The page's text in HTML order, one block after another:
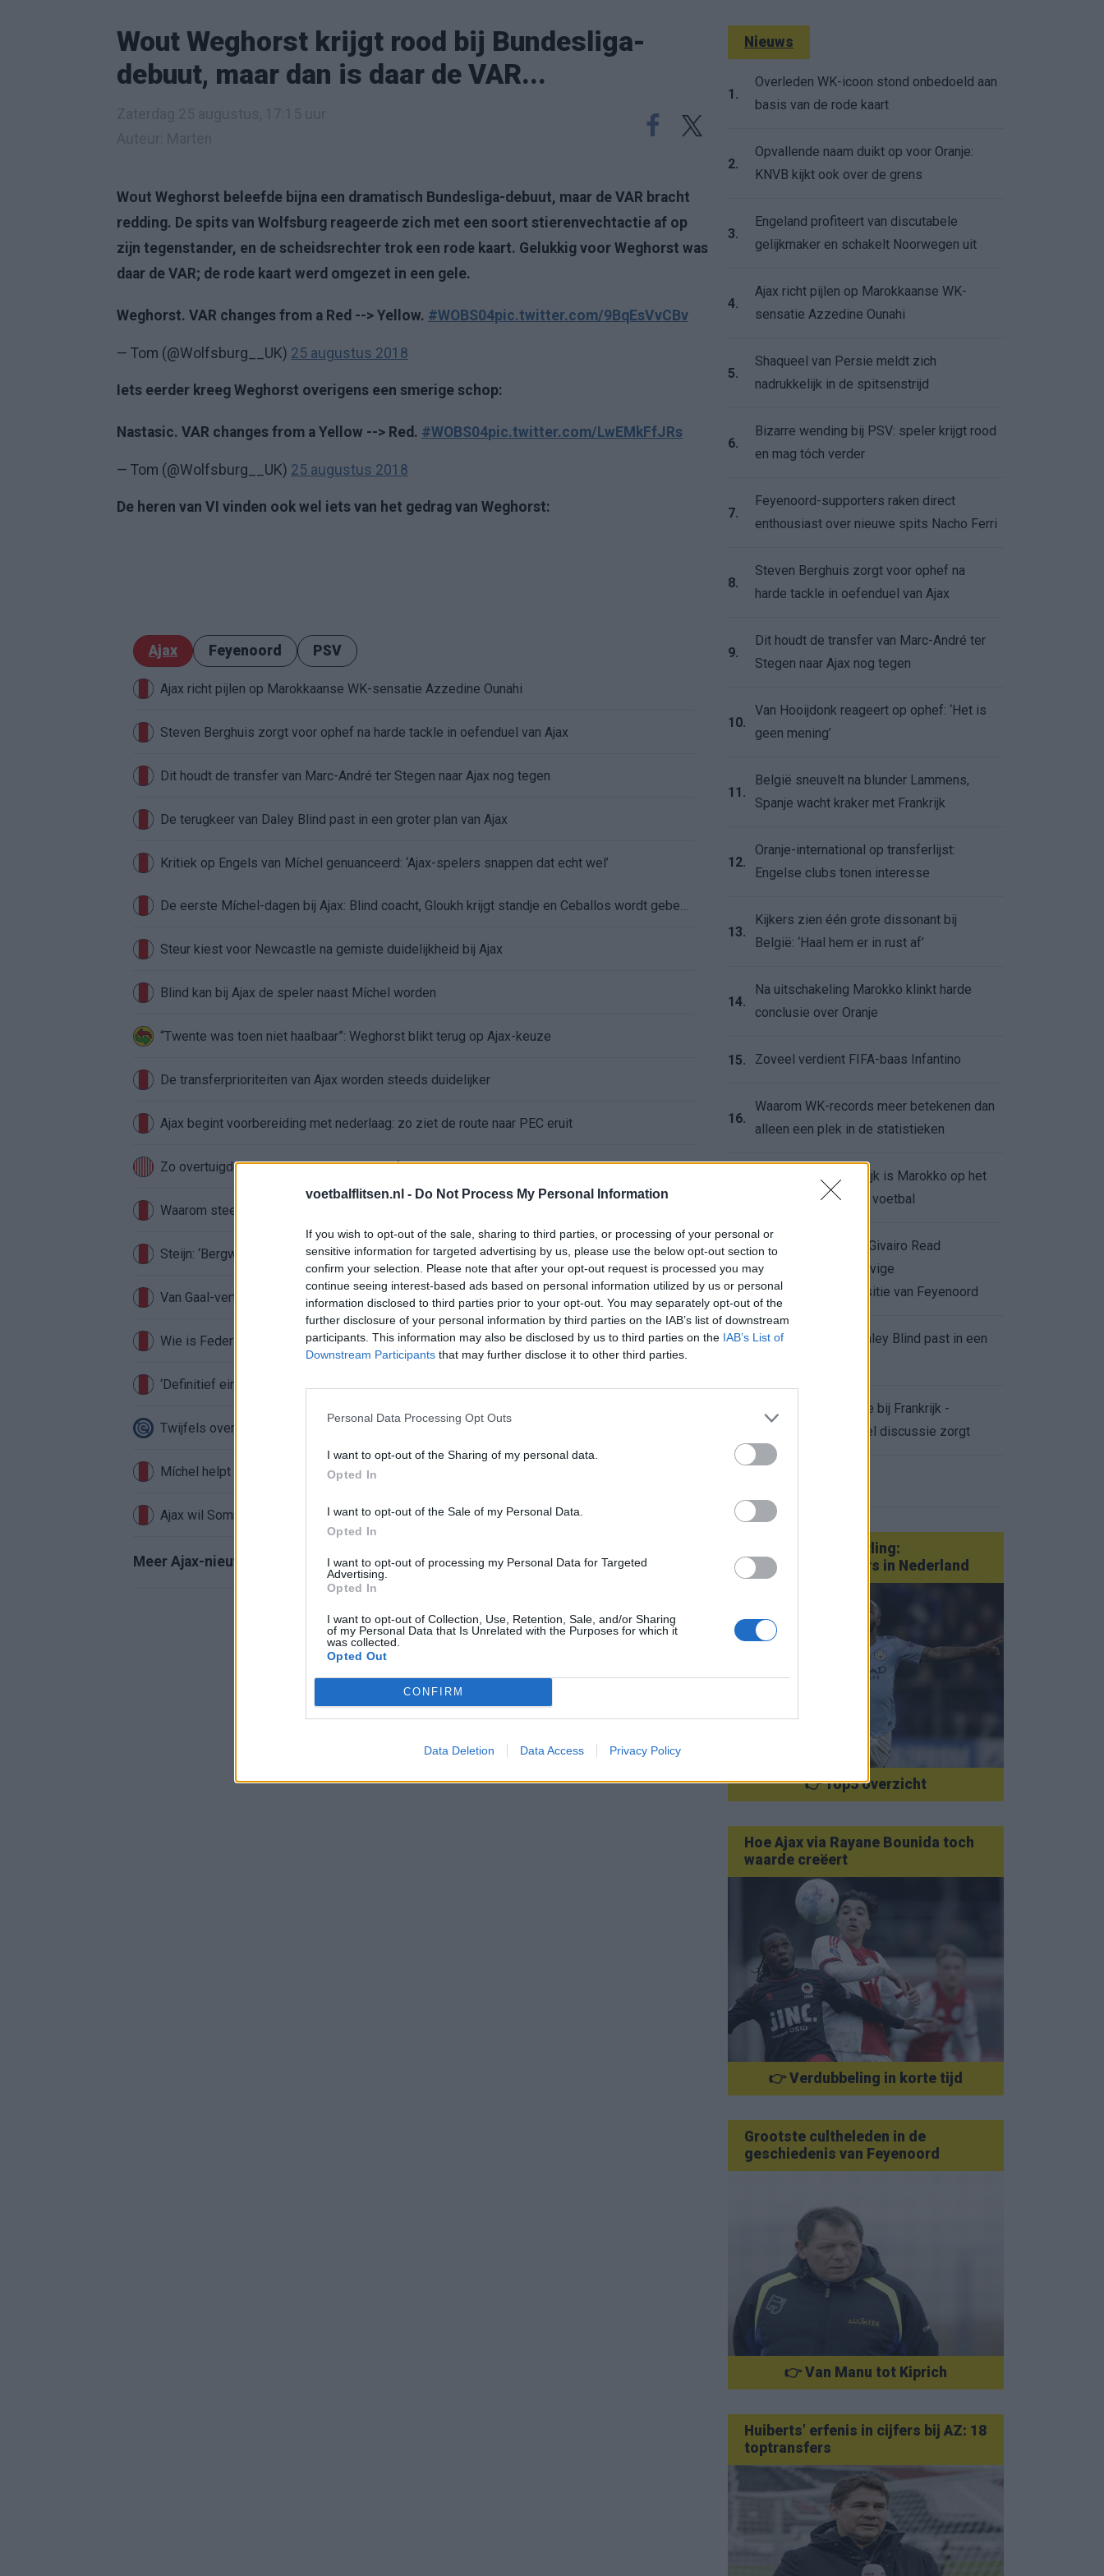
voetbalflitsen.nl - Do Not Process My Personal Information
If you wish to opt-out of the sale, sharing to third parties, or processing of your personal or
sensitive information for targeted advertising by us, please use the below opt-out section to
confirm your selection. Please note that after your opt-out request is processed you may
continue seeing interest-based ads based on personal information utilized by us or personal
information disclosed to third parties prior to your opt-out. You may separately opt-out of the
further disclosure of your personal information by third parties on the IAB’s list of downstream
participants. This information may also be disclosed by us to third parties on the IAB’s List of
Downstream Participants that may further disclose it to other third parties.
Personal Data Processing Opt Outs
I want to opt-out of the Sharing of my personal data.
Opted In
I want to opt-out of the Sale of my Personal Data.
Opted In
I want to opt-out of processing my Personal Data for Targeted
Advertising.
Opted In
I want to opt-out of Collection, Use, Retention, Sale, and/or Sharing
of my Personal Data that Is Unrelated with the Purposes for which it
was collected.
Opted Out
CONFIRM
Data Deletion Data Access Privacy Policy
Wout Weghorst krijgt rood bij Bundesliga-
debuut, maar dan is daar de VAR...
Wout Weghorst beleefde bijna een dramatisch Bundesliga-debuut, maar de VAR bracht
redding. De spits van Wolfsburg reageerde zich met een soort stierenvechtactie af op
zijn tegenstander, en de scheidsrechter trok een rode kaart. Gelukkig voor Weghorst was
daar de VAR; de rode kaart werd omgezet in een gele.
Weghorst. VAR changes from a Red --> Yellow. #WOBS04pic.twitter.com/9BqEsVvCBv
— Tom (@Wolfsburg__UK) 25 augustus 2018
Iets eerder kreeg Weghorst overigens een smerige schop:
Nastasic. VAR changes from a Yellow --> Red. #WOBS04pic.twitter.com/LwEMkFfJRs
— Tom (@Wolfsburg__UK) 25 augustus 2018
De heren van VI vinden ook wel iets van het gedrag van Weghorst:
Ajax Feyenoord PSV
Ajax richt pijlen op Marokkaanse WK-sensatie Azzedine Ounahi
Steven Berghuis zorgt voor ophef na harde tackle in oefenduel van Ajax
Dit houdt de transfer van Marc-André ter Stegen naar Ajax nog tegen
De terugkeer van Daley Blind past in een groter plan van Ajax
Kritiek op Engels van Míchel genuanceerd: ‘Ajax-spelers snappen dat echt wel’
Steur kiest voor Newcastle na gemiste duidelijkheid bij Ajax
Blind kan bij Ajax de speler naast Míchel worden
“Twente was toen niet haalbaar”: Weghorst blikt terug op Ajax-keuze
De transferprioriteiten van Ajax worden steeds duidelijker
Ajax begint voorbereiding met nederlaag: zo ziet de route naar PEC eruit
Zo overtuigde PSV Sven Mijnans en bleef Ajax met lege handen achter
Waarom steeds meer sleutelfiguren Ajax verlaten
Steijn: ‘Bergwijn was niet mijn eerste keus als Ajax-aanvoerder’
Van Gaal-vertrek markeert einde van bestuurlijke Ajax-fase
Wie is Federico Viñas, de Uruguayaanse WK-spits op het lijstje van Ajax?
‘Definitief einde verhaal voor Beuker bij Ajax’
Twijfels over Weghorst? Ten Hag komt met duidelijk antwoord
Míchel helpt Ajax aan topkeeper: ‘Akkoord over Ter Stegen’
Ajax wil Sommer, maar Club Brugge mengt zich
Meer Ajax-nieuws
Nieuws
1.
Overleden WK-icoon stond onbedoeld aan
basis van de rode kaart
2.
Opvallende naam duikt op voor Oranje:
KNVB kijkt ook over de grens
3.
Engeland profiteert van discutabele
gelijkmaker en schakelt Noorwegen uit
4.
Ajax richt pijlen op Marokkaanse WK-
sensatie Azzedine Ounahi
5.
Shaqueel van Persie meldt zich
nadrukkelijk in de spitsenstrijd
6.
Bizarre wending bij PSV: speler krijgt rood
en mag tóch verder
7.
Feyenoord-supporters raken direct
enthousiast over nieuwe spits Nacho Ferri
8.
Steven Berghuis zorgt voor ophef na
harde tackle in oefenduel van Ajax
9.
Dit houdt de transfer van Marc-André ter
Stegen naar Ajax nog tegen
10.
Van Hooijdonk reageert op ophef: ‘Het is
geen mening’
11.
België sneuvelt na blunder Lammens,
Spanje wacht kraker met Frankrijk
12.
Oranje-international op transferlijst:
Engelse clubs tonen interesse
13.
Kijkers zien één grote dissonant bij
België: ‘Haal hem er in rust af’
14.
Na uitschakeling Marokko klinkt harde
conclusie over Oranje
15. Zoveel verdient FIFA-baas Infantino
16.
Waarom WK-records meer betekenen dan
alleen een plek in de statistieken
Voor de Schilderswijk is Marokko op het
WK meer dan alleen voetbal
18.
Afgewezen bod op Givairo Read
onderstreept de stevige
onderhandelingspositie van Feyenoord
De terugkeer van Daley Blind past in een
Waarom de arbitrage bij Frankrijk -
Marokko voor zoveel discussie zorgt
Van Götze tot Sterling:
statementtransfers in Nederland
👉 Top5 overzicht
Hoe Ajax via Rayane Bounida toch
waarde creëert
👉 Verdubbeling in korte tijd
Grootste cultheleden in de
geschiedenis van Feyenoord
👉 Van Manu tot Kiprich
Huiberts’ erfenis in cijfers bij AZ: 18
toptransfers